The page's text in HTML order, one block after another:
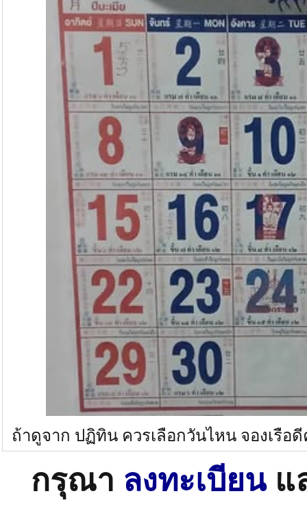
ถ้าดูจาก ปฏิทิน ควรเลือกวันไหน จองเรือ
กรุณา ลงทะเบียนแ